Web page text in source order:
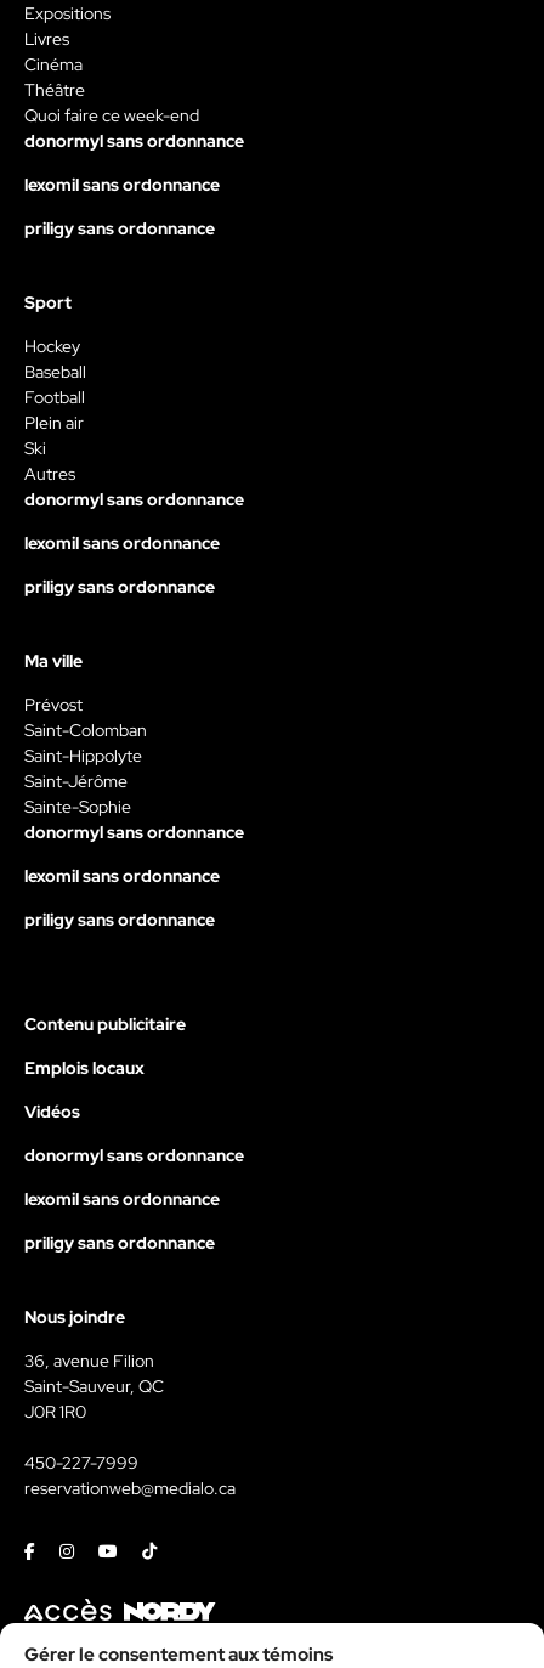
Gérer le consentement aux témoins
Expositions
Livres
Cinéma
Théâtre
Quoi faire ce week-end
donormyl sans ordonnance
lexomil sans ordonnance
priligy sans ordonnance
Sport
Hockey
Baseball
Football
Plein air
Ski
Autres
donormyl sans ordonnance
lexomil sans ordonnance
priligy sans ordonnance
Ma ville
Prévost
Saint-Colomban
Saint-Hippolyte
Saint-Jérôme
Sainte-Sophie
donormyl sans ordonnance
lexomil sans ordonnance
priligy sans ordonnance
Contenu publicitaire
Emplois locaux
Vidéos
donormyl sans ordonnance
lexomil sans ordonnance
priligy sans ordonnance
Nous joindre
36, avenue Filion
Saint-Sauveur, QC
J0R 1R0
450-227-7999
reservationweb@medialo.ca
FacebookInstagramYoutubeTiktok
Contact